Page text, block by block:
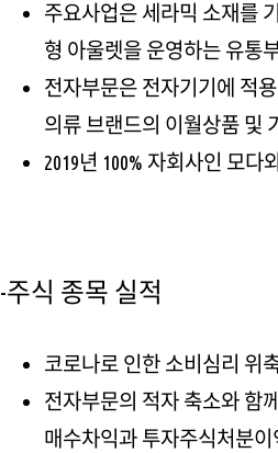
주요사업은 세라믹 소재를
형 아울렛을 운영하는 유통
전자부문은 전자기기에 적
의류 브랜드의 이월상품 및
2019년 100% 자회사인 모
-주식 종목 실적
코로나로 인한 소비심리 위
전자부문의 적자 축소와 함
매수차익과 투자주식처분